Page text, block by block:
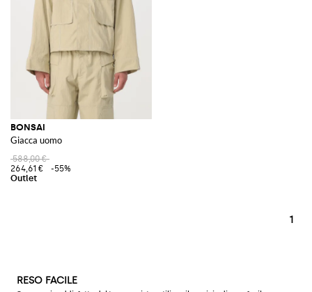
BONSAI
Giacca uomo
588,00 €
264,61 €
-55%
1
RESO FACILE